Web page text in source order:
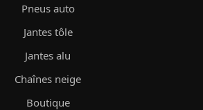
Pneus auto
Jantes tôle
Jantes alu
Chaînes neige
Boutique